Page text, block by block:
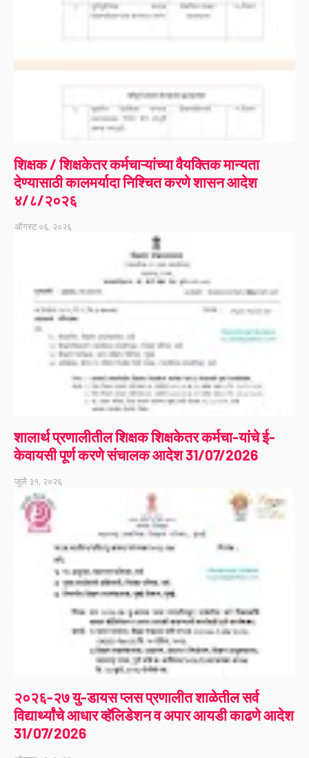
शिक्षक / शिक्षकेतर कर्मचाऱ्यांच्या वैयक्तिक मान्यता
देण्यासाठी कालमर्यादा निश्चित करणे शासन आदेश
४/८/२०२६
ऑगस्ट ०६, २०२६
शालार्थ प्रणालीतील शिक्षक शिक्षकेतर कर्मचा-यांचे ई-
केवायसी पूर्ण करणे संचालक आदेश 31/07/2026
जुलै ३१, २०२६
२०२६-२७ यु-डायस प्लस प्रणालीत शाळेतील सर्व
विद्यार्थ्यांचे आधार व्हॅलिडेशन व अपार आयडी काढणे आदेश
31/07/2026